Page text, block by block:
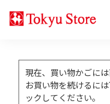
現在、買い物かごに
お買い物を続けるに
ックしてください。